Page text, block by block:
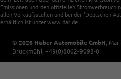
Emissionen und den offiziellen Stromverbrauch
allen Verkaufsstellen und bei der 'Deutschen
erhältlich ist unter www.dat.de.
© 2026 Huber Automobile GmbH,
Bruckmühl, +49(0)8062-9098-0